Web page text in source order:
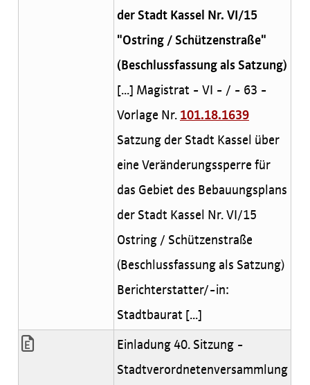
der Stadt Kassel Nr. VI/15
"Ostring / Schützenstraße"
(Beschlussfassung als Satzung)
[...] Magistrat - VI - / - 63 -
Vorlage Nr. 101.18.1639
Satzung der Stadt Kassel über
eine Veränderungssperre für
das Gebiet des Bebauungsplans
der Stadt Kassel Nr. VI/15
Ostring / Schützenstraße
(Beschlussfassung als Satzung)
Berichterstatter/-in:
Stadtbaurat [...]
Einladung 40. Sitzung -
Stadtverordnetenversammlung